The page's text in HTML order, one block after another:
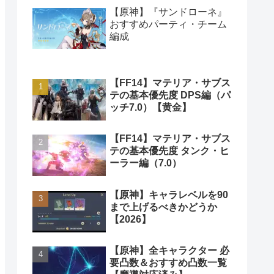
【原神】『サンドローネ』
おすすめパーティ・チーム
編成
【FF14】マテリア・サブス
テの基本優先度 DPS編（パ
ッチ7.0）【黄金】
【FF14】マテリア・サブス
テの基本優先度 タンク・ヒ
ーラー編（7.0）
【原神】キャラレベルを90
まで上げるべきかどうか
【2026】
【原神】全キャラクター 必
要凸数＆おすすめ凸数一覧